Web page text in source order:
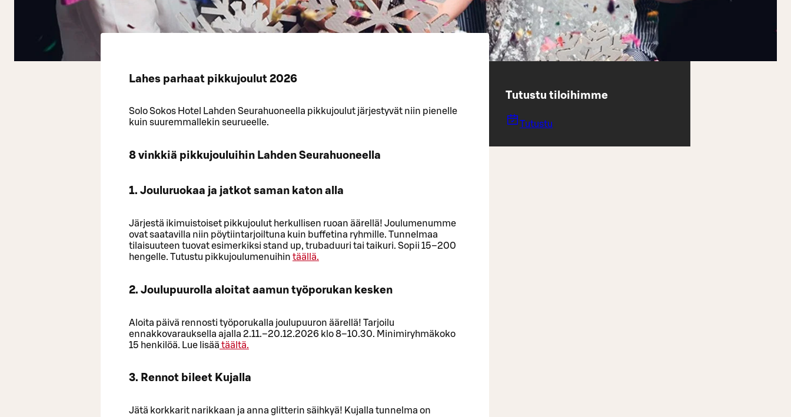
Lahes parhaat pikkujoulut 2026
Solo Sokos Hotel Lahden Seurahuoneella pikkujoulut järjestyvät niin pienelle
kuin suuremmallekin seurueelle.
8 vinkkiä pikkujouluihin Lahden Seurahuoneella
1. Jouluruokaa ja jatkot saman katon alla
Järjestä ikimuistoiset pikkujoulut herkullisen ruoan äärellä! Joulumenumme
ovat saatavilla niin pöytiintarjoiltuna kuin buffetina ryhmille. Tunnelmaa
tilaisuuteen tuovat esimerkiksi stand up, trubaduuri tai taikuri. Sopii 15–200
hengelle. Tutustu pikkujoulumenuihin täällä.
2. Joulupuurolla aloitat aamun työporukan kesken
Aloita päivä rennosti työporukalla joulupuuron äärellä! Tarjoilu
ennakkovarauksella ajalla 2.11.–20.12.2026 klo 8–10.30. Minimiryhmäkoko
15 henkilöä. Lue lisää täältä.
3. Rennot bileet Kujalla
Jätä korkkarit narikkaan ja anna glitterin säihkyä! Kujalla tunnelma on
Tutustu tiloihimme
Tutustu